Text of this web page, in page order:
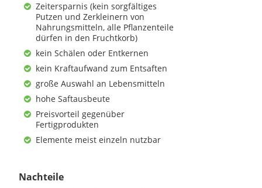
Zeitersparnis (kein sorgfältiges
Putzen und Zerkleinern von
Nahrungsmitteln, alle Pflanzenteile
dürfen in den Fruchtkorb)
kein Schälen oder Entkernen
kein Kraftaufwand zum Entsaften
große Auswahl an Lebensmitteln
hohe Saftausbeute
Preisvorteil gegenüber
Fertigprodukten
Elemente meist einzeln nutzbar
Nachteile